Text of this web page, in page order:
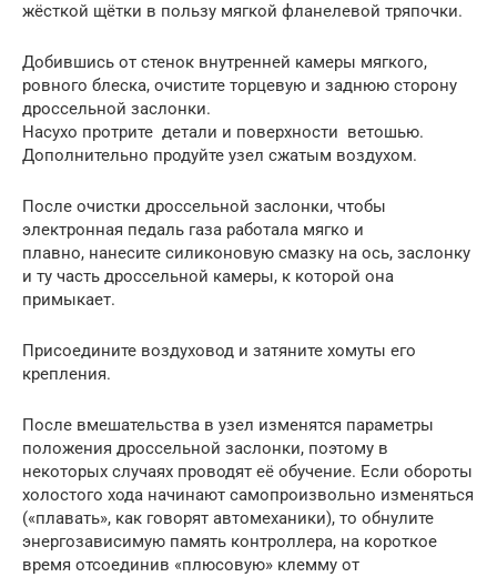
жёсткой щётки в пользу мягкой фланелевой тряпочки.
Добившись от стенок внутренней камеры мягкого,
ровного блеска, очистите торцевую и заднюю сторону
дроссельной заслонки.
Насухо протрите детали и поверхности ветошью.
Дополнительно продуйте узел сжатым воздухом.
После очистки дроссельной заслонки, чтобы
электронная педаль газа работала мягко и
плавно, нанесите силиконовую смазку на ось, заслонку
и ту часть дроссельной камеры, к которой она
примыкает.
Присоедините воздуховод и затяните хомуты его
крепления.
После вмешательства в узел изменятся параметры
положения дроссельной заслонки, поэтому в
некоторых случаях проводят её обучение. Если обороты
холостого хода начинают самопроизвольно изменяться
(«плавать», как говорят автомеханики), то обнулите
энергозависимую память контроллера, на короткое
время отсоединив «плюсовую» клемму от